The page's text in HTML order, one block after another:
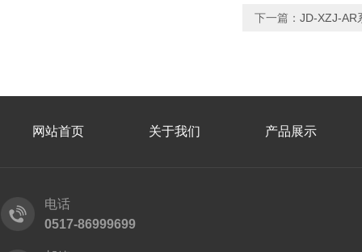
下一篇： JD-XZJ-AR
网站首页 关于我们 产品展示
电话
0517-86999699